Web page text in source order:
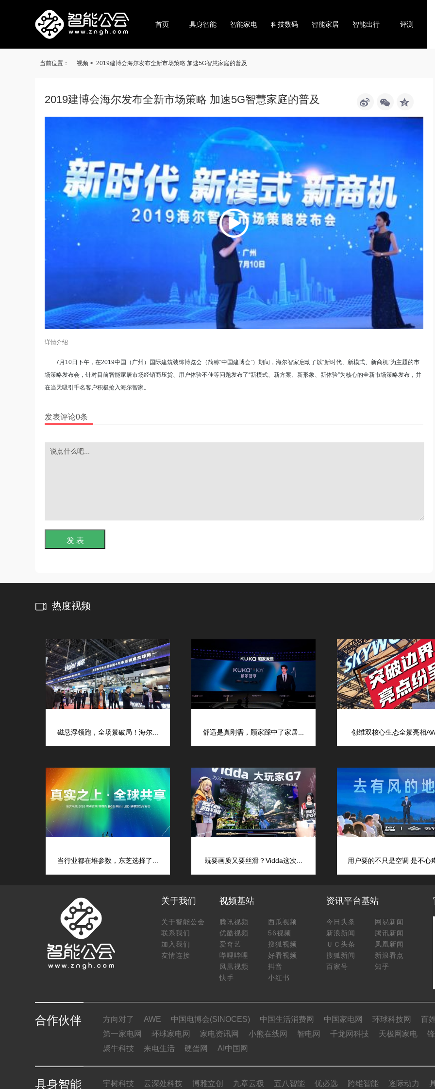
首页 具身智能 智能家电 科技数码 智能家居 智能出行 评测
当前位置： 视频 > 2019建博会海尔发布全新市场策略 加速5G智慧家庭的普及
2019建博会海尔发布全新市场策略 加速5G智慧家庭的普及
详情介绍
7月10日下午，在2019中国（广州）国际建筑装饰博览会（简称“中国建博会”）期间，海尔智家启动了以“新时代、新模式、新商机”为主题的市
场策略发布会，针对目前智能家居市场经销商压货、用户体验不佳等问题发布了“新模式、新方案、新形象、新体验”为核心的全新市场策略发布，并
在当天吸引千名客户积极抢入海尔智家。
发表评论0条
发 表
热度视频
磁悬浮领跑，全场景破局！海尔... 舒适是真刚需，顾家踩中了家居... 创维双核心生态全景亮相
当行业都在堆参数，东芝选择了... 既要画质又要丝滑？Vidda这次... 用户要的不只是空调 是不心
关于我们
关于智能公会
联系我们
加入我们
友情连接
视频基站
腾讯视频
西瓜视频
优酷视频
56视频
爱奇艺
搜狐视频
哔哩哔哩
好看视频
凤凰视频
抖音
快手
小红书
资讯平台基站
今日头条
网易新闻
新浪新闻
腾讯新闻
ＵＣ头条
凤凰新闻
搜狐新闻
新浪看点
百家号
知乎
合作伙伴 方向对了 AWE 中国电博会(SINOCES) 中国生活消费网 中国家电网 环球科技网
百
第一家电网
环球家电网 家电资讯网 小熊在线网 智电网 千龙网科技 天极网家电
聚牛科技
来电生活 硬蛋网 AI中国网
具身智能 宇树科技 云深处科技 博雅立创 九章云极 五八智能 优必选 跨维智能 逐际动力